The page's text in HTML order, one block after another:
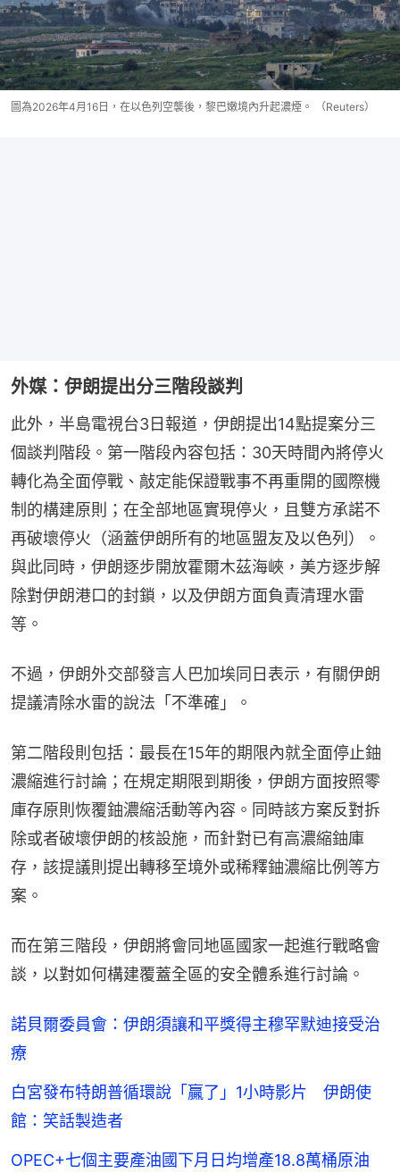
圖為2026年4月16日，在以色列空襲後，黎巴嫩境內升起濃煙。 （Reuters）
外媒：伊朗提出分三階段談判
此外，半島電視台3日報道，伊朗提出14點提案分三
個談判階段。第一階段內容包括：30天時間內將停火
轉化為全面停戰、敲定能保證戰事不再重開的國際機
制的構建原則；在全部地區實現停火，且雙方承諾不
再破壞停火（涵蓋伊朗所有的地區盟友及以色列）。
與此同時，伊朗逐步開放霍爾木茲海峽，美方逐步解
除對伊朗港口的封鎖，以及伊朗方面負責清理水雷
等。
不過，伊朗外交部發言人巴加埃同日表示，有關伊朗
提議清除水雷的說法「不準確」。
第二階段則包括：最長在15年的期限內就全面停止鈾
濃縮進行討論；在規定期限到期後，伊朗方面按照零
庫存原則恢覆鈾濃縮活動等內容。同時該方案反對拆
除或者破壞伊朗的核設施，而針對已有高濃縮鈾庫
存，該提議則提出轉移至境外或稀釋鈾濃縮比例等方
案。
而在第三階段，伊朗將會同地區國家一起進行戰略會
談，以對如何構建覆蓋全區的安全體系進行討論。
諾貝爾委員會：伊朗須讓和平獎得主穆罕默迪接受治
療
白宮發布特朗普循環說「贏了」1小時影片 伊朗使
館：笑話製造者
OPEC+七個主要產油國下月日均增產18.8萬桶原油